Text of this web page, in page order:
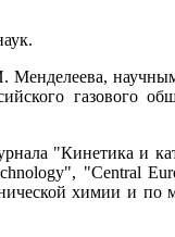
газового
"Кинетика и
"Central
химии и по